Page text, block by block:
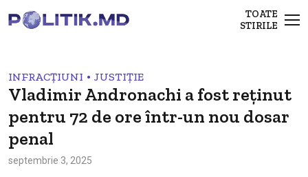
TOATE
STIRILE
INFRACȚIUNI • JUSTIȚIE
Vladimir Andronachi a fost reținut
pentru 72 de ore într-un nou dosar
penal
septembrie 3, 2025